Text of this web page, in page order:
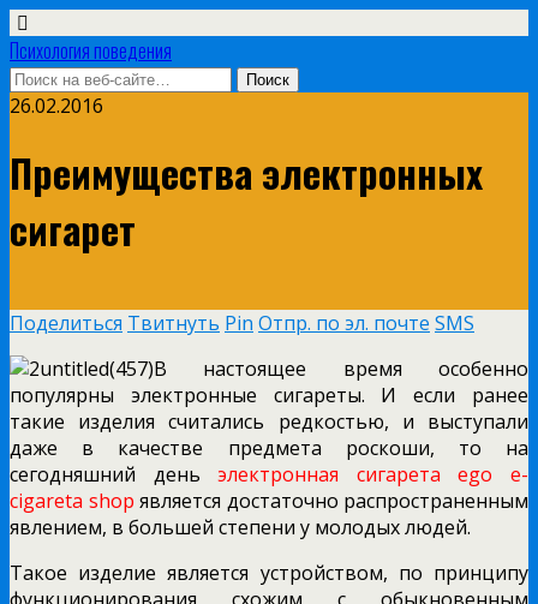
Психология поведения
26.02.2016
Преимущества электронных
сигарет
Поделиться Твитнуть Pin Отпр. по эл. почте SMS
В настоящее время особенно
популярны электронные сигареты. И если ранее
такие изделия считались редкостью, и выступали
даже в качестве предмета роскоши, то на
сегодняшний деньэлектронная сигарета ego e-
cigareta shop является достаточно распространенным
явлением, в большей степени у молодых людей.
Такое изделие является устройством, по принципу